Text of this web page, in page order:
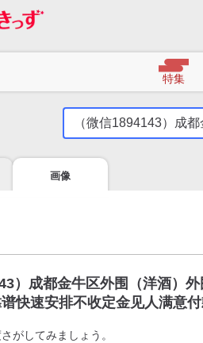
特集
気
こ
う
画像
）成都金牛区外围（洋酒）
快速安排不收定金见人满意
がしてみましょう。